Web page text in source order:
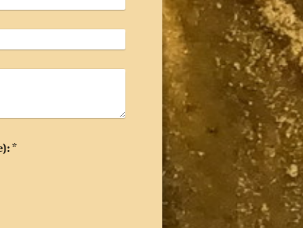
Captcha (Spam-Schutz-Code): *